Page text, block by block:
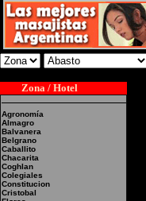
Zona / Hotel
Agronomía
Almagro
Balvanera
Belgrano
Caballito
Chacarita
Coghlan
Colegiales
Constitucion
Cristobal